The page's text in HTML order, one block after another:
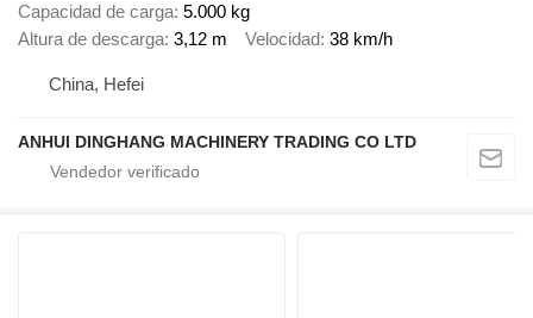
Capacidad de carga 5.000 kg
Altura de descarga 3,12 m Velocidad 38 km/h
China, Hefei
ANHUI DINGHANG MACHINERY TRADING CO LTD